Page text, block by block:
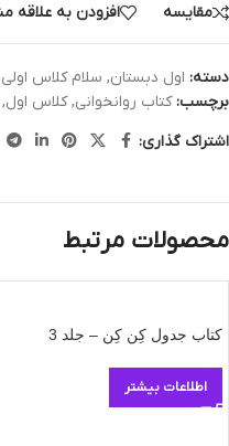
مقایسه افزودن به علاقه
دسته: اول دبستان, سلام کلاس
برچسب: کتاب روانخوانی, کلاس اول,
اشتراک گذاری:
محصولات مرتبط
کتاب جدول کِن کِن – جلد 3
اطلاعات بیشتر